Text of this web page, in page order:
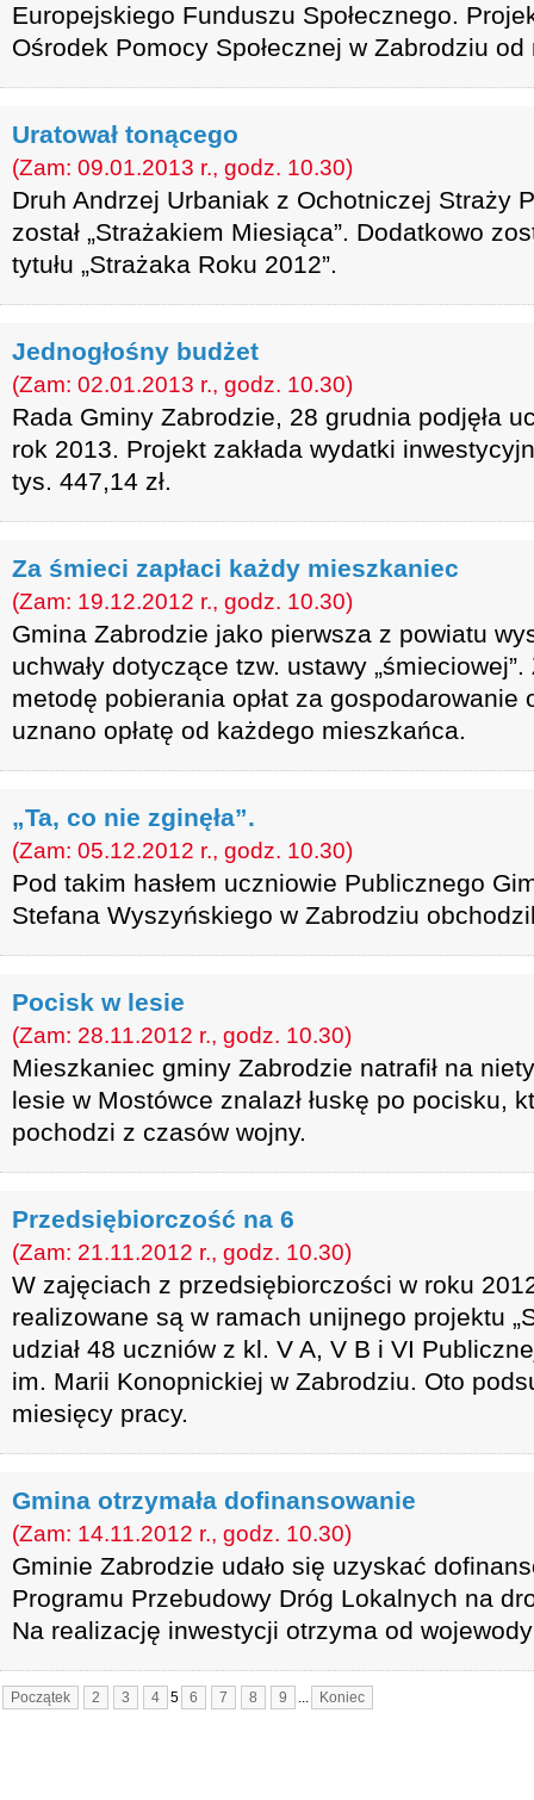
Europejskiego Funduszu Społecznego.
Ośrodek Pomocy Społecznej w Zabrodziu
Uratował tonącego
(Zam: 09.01.2013 r., godz. 10.30)
Druh Andrzej Urbaniak z Ochotniczej Straży
został „Strażakiem Miesiąca”. Dodatkowo
tytułu „Strażaka Roku 2012”.
Jednogłośny budżet
(Zam: 02.01.2013 r., godz. 10.30)
Rada Gminy Zabrodzie, 28 grudnia podjęła
rok 2013. Projekt zakłada wydatki
tys. 447,14 zł.
Za śmieci zapłaci każdy mieszkaniec
(Zam: 19.12.2012 r., godz. 10.30)
Gmina Zabrodzie jako pierwsza z powiatu
uchwały dotyczące tzw. ustawy
metodę pobierania opłat za gospodarowanie
uznano opłatę od każdego mieszkańca.
„Ta, co nie zginęła”.
(Zam: 05.12.2012 r., godz. 10.30)
Pod takim hasłem uczniowie Publicznego
Stefana Wyszyńskiego w Zabrodziu
Pocisk w lesie
(Zam: 28.11.2012 r., godz. 10.30)
Mieszkaniec gminy Zabrodzie natrafił na
lesie w Mostówce znalazł łuskę po pocisku,
pochodzi z czasów wojny.
Przedsiębiorczość na 6
(Zam: 21.11.2012 r., godz. 10.30)
W zajęciach z przedsiębiorczości w roku
realizowane są w ramach unijnego projektu
udział 48 uczniów z kl. V A, V B i VI
im. Marii Konopnickiej w Zabrodziu. Oto
miesięcy pracy.
Gmina otrzymała dofinansowanie
(Zam: 14.11.2012 r., godz. 10.30)
Gminie Zabrodzie udało się uzyskać
Programu Przebudowy Dróg Lokalnych na
Na realizację inwestycji otrzyma od
Początek 2 3 4 5 6 7 8 9 ... Koniec